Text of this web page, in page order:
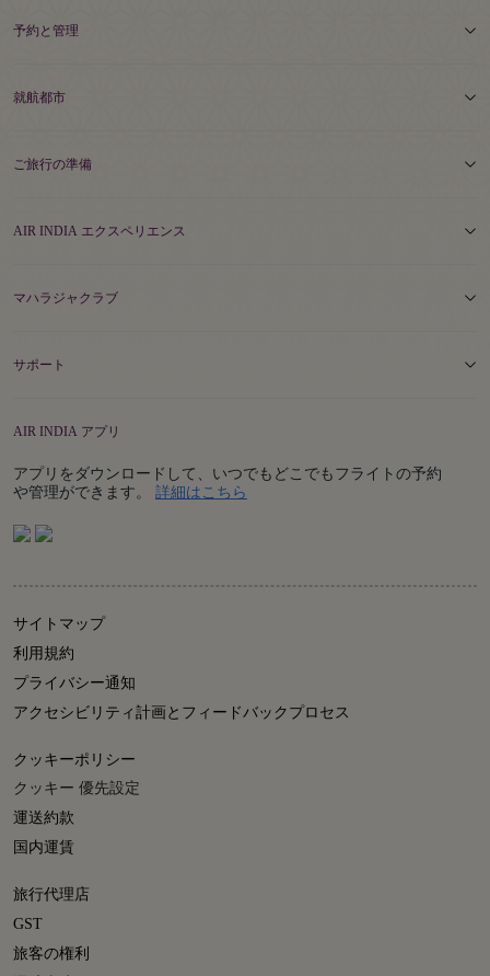
予約と管理
就航都市
ご旅行の準備
AIR INDIA エクスペリエンス
マハラジャクラブ
サポート
AIR INDIA アプリ
アプリをダウンロードして、いつでもどこでもフライトの予約
や管理ができます。 詳細はこちら
サイトマップ
利用規約
プライバシー通知
アクセシビリティ計画とフィードバックプロセス
クッキーポリシー
クッキー 優先設定
運送約款
国内運賃
旅行代理店
GST
旅客の権利